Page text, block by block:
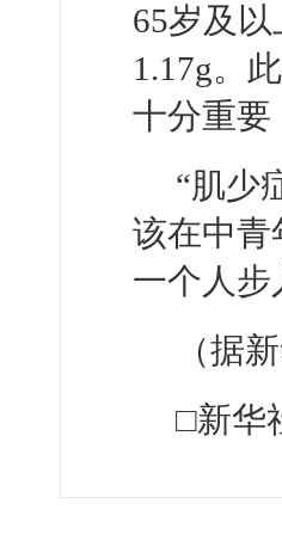
65岁及
1.17g。
十分重要
“肌少
该在中青
一个人步
（据
□新华